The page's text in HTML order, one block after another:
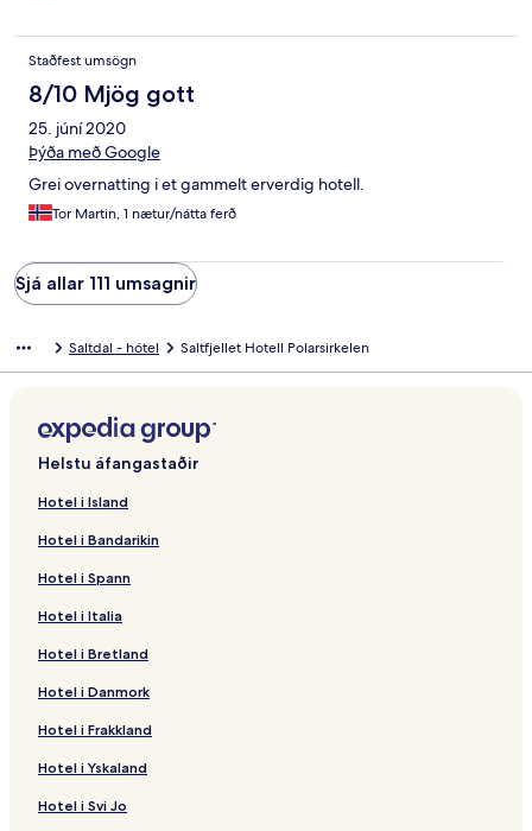
Staðfest umsögn
8/10 Mjög gott
25. júní 2020
Þýða með Google
Grei overnatting i et gammelt erverdig hotell.
Tor Martin, 1 nætur/nátta ferð
Sjá allar 111 umsagnir
Saltdal - hótel Saltfjellet Hotell Polarsirkelen
Helstu áfangastaðir
Hotel i Island
Hotel i Bandarikin
Hotel i Spann
Hotel i Italia
Hotel i Bretland
Hotel i Danmork
Hotel i Frakkland
Hotel i Yskaland
Hotel i Svi Jo